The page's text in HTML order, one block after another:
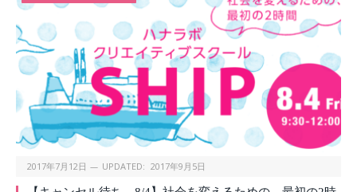
2017年7月12日 UPDATED: 2017年9月5日